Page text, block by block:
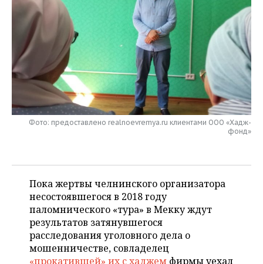
ТАТАРСТАНА
ИНВЕСТИЦИИ
НЕФТЕХИМИЯ
НЕФТЬ
ОПК
ЭНЕРГЕТИКА
НОВОСТИ БИЗНЕСА
РОЗНИЧНАЯ ТОРГОВЛЯ
ТРАНСПОРТ
УСЛУГИ
ТЕХНОЛОГИИ
НОВОСТИ ТЕХНОЛОГИЙ
IT
МЕДИА
ТЕЛЕКОММУНИКАЦИИ
МЕРОПРИЯТИЯ
НОВОСТИ МЕРОПРИЯТИЙ
ВЫЕЗДНАЯ РЕДАКЦИЯ
БИЗНЕС-БРАНЧИ
СПОРТ
НОВОСТИ СПОРТА
ФУТБОЛ
ВОЛЕЙБОЛ
КИБЕРСПОРТ
ФИГУРНОЕ КАТАНИЕ
ОБЩЕСТВО
НОВОСТИ ОБЩЕСТВА
ИСТОРИЯ
КУЛЬТУРА
МЕДИЦИНА
ФОТОГАЛЕРЕЯ
СПРАВОЧНИК
СПИСОК ПЕРСОН
СПИСОК КОМПАНИЙ
Фото: предоставлено realnoevremya.ru клиентами ООО «Хадж-
фонд»
Пока жертвы челнинского организатора
несостоявшегося в 2018 году
паломнического «тура» в Мекку ждут
результатов затянувшегося
расследования уголовного дела о
мошенничестве, совладелец
«прокатившей» их с хаджем фирмы уехал